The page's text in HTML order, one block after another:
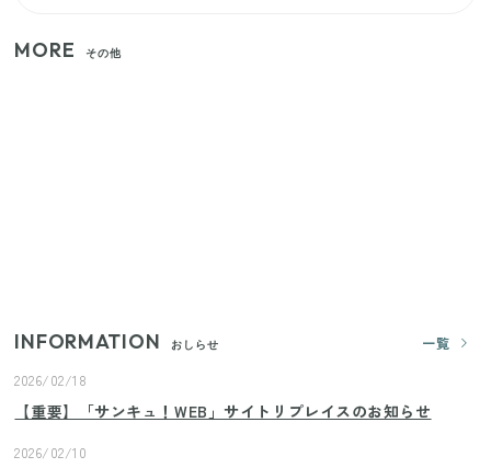
MORE その他
INFORMATION おしらせ
一覧
2026/02/18
【重要】「サンキュ！WEB」サイトリプレイスのお知らせ
2026/02/10